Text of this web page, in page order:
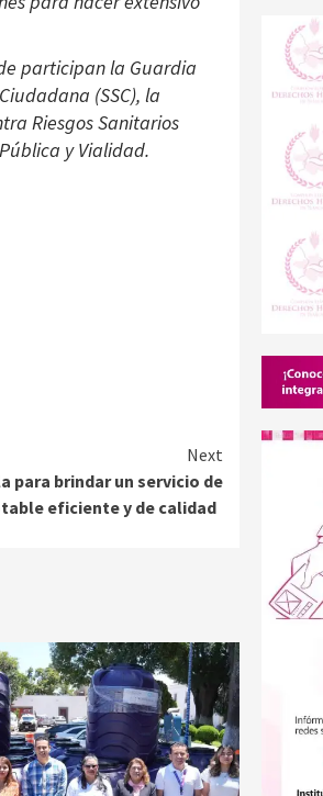
participan la Guardia
(SSC), la
Riesgos Sanitarios
y Vialidad.
Next
para brindar un servicio de
eficiente y de calidad